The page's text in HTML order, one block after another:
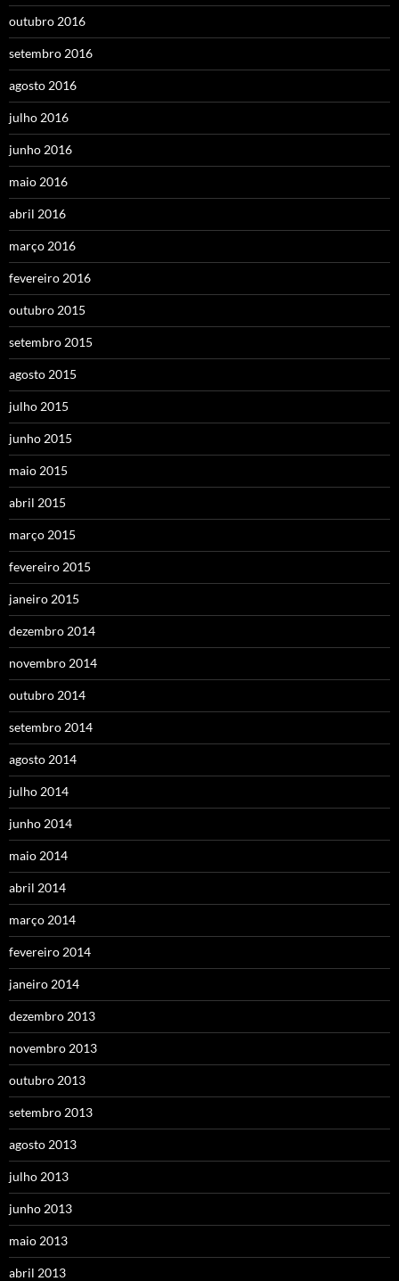
outubro 2016
setembro 2016
agosto 2016
julho 2016
junho 2016
maio 2016
abril 2016
março 2016
fevereiro 2016
outubro 2015
setembro 2015
agosto 2015
julho 2015
junho 2015
maio 2015
abril 2015
março 2015
fevereiro 2015
janeiro 2015
dezembro 2014
novembro 2014
outubro 2014
setembro 2014
agosto 2014
julho 2014
junho 2014
maio 2014
abril 2014
março 2014
fevereiro 2014
janeiro 2014
dezembro 2013
novembro 2013
outubro 2013
setembro 2013
agosto 2013
julho 2013
junho 2013
maio 2013
abril 2013